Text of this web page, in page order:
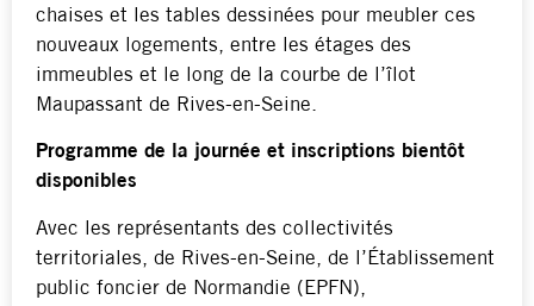
chaises et les tables dessinées pour meubler ces
nouveaux logements, entre les étages des
immeubles et le long de la courbe de l’îlot
Maupassant de Rives-en-Seine.
Programme de la journée et inscriptions bientôt
disponibles
Avec les représentants des collectivités
territoriales, de Rives-en-Seine, de l’Établissement
public foncier de Normandie (EPFN),